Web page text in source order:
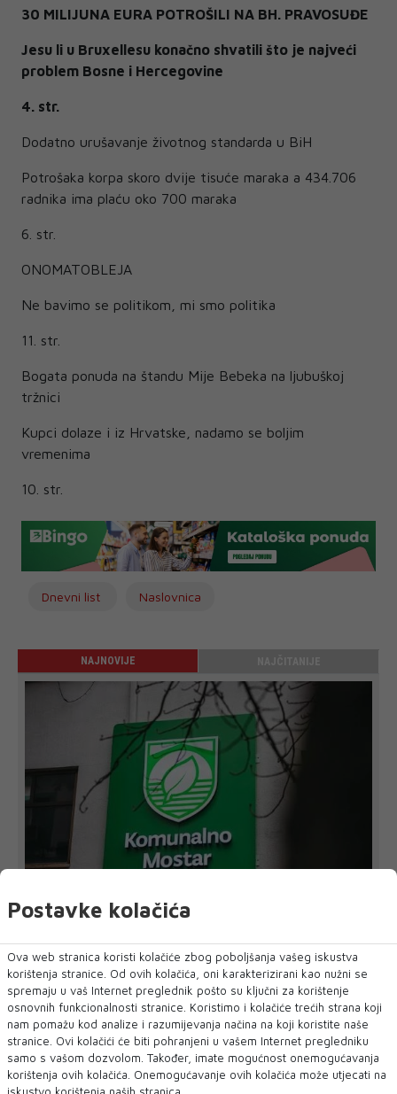
30 MILIJUNA EURA POTROŠILI NA BH. PRAVOSUĐE
Jesu li u Bruxellesu konačno shvatili što je najveći
problem Bosne i Hercegovine
4. str.
Dodatno urušavanje životnog standarda u BiH
Potrošaka korpa skoro dvije tisuće maraka a 434.706
radnika ima plaću oko 700 maraka
6. str.
ONOMATOBLEJA
Ne bavimo se politikom, mi smo politika
11. str.
Bogata ponuda na štandu Mije Bebeka na ljubuškoj
tržnici
Kupci dolaze i iz Hrvatske, nadamo se boljim
vremenima
10. str.
Dnevni list Naslovnica
NAJNOVIJE
INTERESA PODUZEĆA
'Komunalno' Mostar tužiteljstvu podnijelo
još dvije kaznene prijave
Zbog sumnje u lažno predstavljanje i sumnje na počinjenje
kaznenih djela kojima je prouz...
Postavke kolačića
Ova web stranica koristi kolačiće zbog poboljšanja vašeg iskustva
korištenja stranice. Od ovih kolačića, oni karakterizirani kao nužni se
spremaju u vaš Internet preglednik pošto su ključni za korištenje
osnovnih funkcionalnosti stranice. Koristimo i kolačiće trećih strana koji
nam pomažu kod analize i razumijevanja načina na koji koristite naše
stranice. Ovi kolačići će biti pohranjeni u vašem Internet pregledniku
samo s vašom dozvolom. Također, imate mogućnost onemogućavanja
korištenja ovih kolačića. Onemogućavanje ovih kolačića može utjecati na